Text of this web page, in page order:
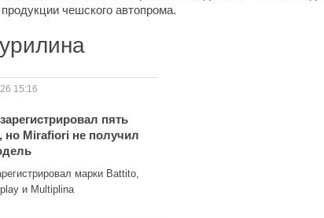
чешского автопрома.
15:16
пять
но Mirafiori не получил
марки Battito,
и Multiplina